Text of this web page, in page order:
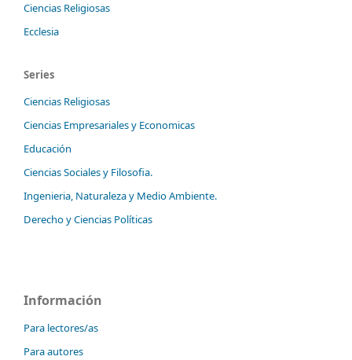
Ciencias Religiosas
Ecclesia
Series
Ciencias Religiosas
Ciencias Empresariales y Economicas
Educación
Ciencias Sociales y Filosofia.
Ingenieria, Naturaleza y Medio Ambiente.
Derecho y Ciencias Políticas
Información
Para lectores/as
Para autores